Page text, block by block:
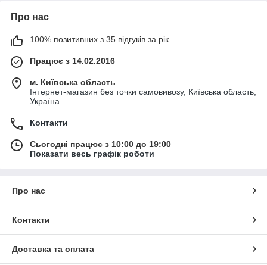
Про нас
100% позитивних з 35 відгуків за рік
Працює з 14.02.2016
м. Київська область
Інтернет-магазин без точки самовивозу, Київська область,
Україна
Контакти
Сьогодні працює з 10:00 до 19:00
Показати весь графік роботи
Про нас
Контакти
Доставка та оплата